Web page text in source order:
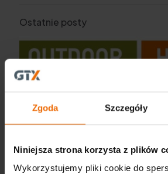
Zgoda Szczegóły
Niniejsza strona korzysta z plików
Wykorzystujemy pliki cookie do
Ostatnie posty